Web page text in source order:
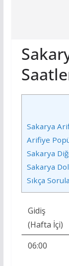
Sakarya
Arifiye
Sakarya
Sakarya
Sıkça
Gidiş
(Hafta İçi)
06:00